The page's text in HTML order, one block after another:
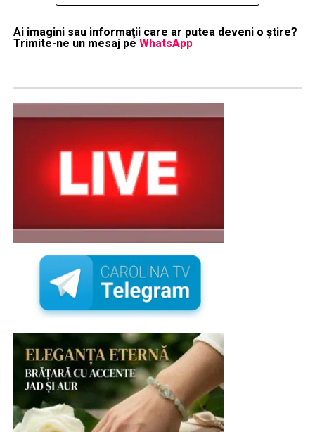
Ai imagini sau informaţii care ar putea deveni o ştire?
Trimite-ne un mesaj pe WhatsApp